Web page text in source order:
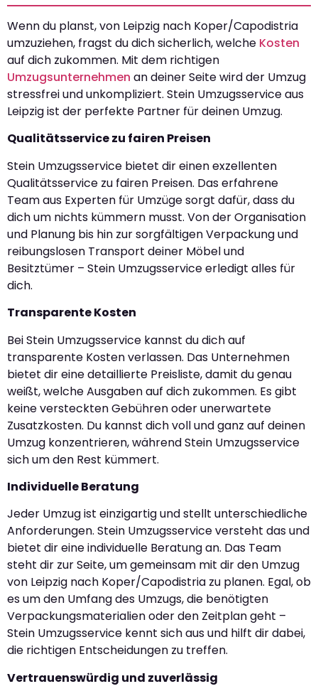
Wenn du planst, von Leipzig nach Koper/Capodistria
umzuziehen, fragst du dich sicherlich, welche Kosten
auf dich zukommen. Mit dem richtigen
Umzugsunternehmen an deiner Seite wird der Umzug
stressfrei und unkompliziert. Stein Umzugsservice aus
Leipzig ist der perfekte Partner für deinen Umzug.
Qualitätsservice zu fairen Preisen
Stein Umzugsservice bietet dir einen exzellenten
Qualitätsservice zu fairen Preisen. Das erfahrene
Team aus Experten für Umzüge sorgt dafür, dass du
dich um nichts kümmern musst. Von der Organisation
und Planung bis hin zur sorgfältigen Verpackung und
reibungslosen Transport deiner Möbel und
Besitztümer – Stein Umzugsservice erledigt alles für
dich.
Transparente Kosten
Bei Stein Umzugsservice kannst du dich auf
transparente Kosten verlassen. Das Unternehmen
bietet dir eine detaillierte Preisliste, damit du genau
weißt, welche Ausgaben auf dich zukommen. Es gibt
keine versteckten Gebühren oder unerwartete
Zusatzkosten. Du kannst dich voll und ganz auf deinen
Umzug konzentrieren, während Stein Umzugsservice
sich um den Rest kümmert.
Individuelle Beratung
Jeder Umzug ist einzigartig und stellt unterschiedliche
Anforderungen. Stein Umzugsservice versteht das und
bietet dir eine individuelle Beratung an. Das Team
steht dir zur Seite, um gemeinsam mit dir den Umzug
von Leipzig nach Koper/Capodistria zu planen. Egal, ob
es um den Umfang des Umzugs, die benötigten
Verpackungsmaterialien oder den Zeitplan geht –
Stein Umzugsservice kennt sich aus und hilft dir dabei,
die richtigen Entscheidungen zu treffen.
Vertrauenswürdig und zuverlässig